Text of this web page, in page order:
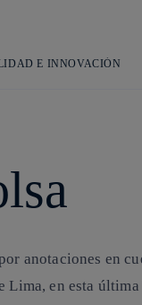
principal
E INNOVACIÓN
anotaciones en
en esta última